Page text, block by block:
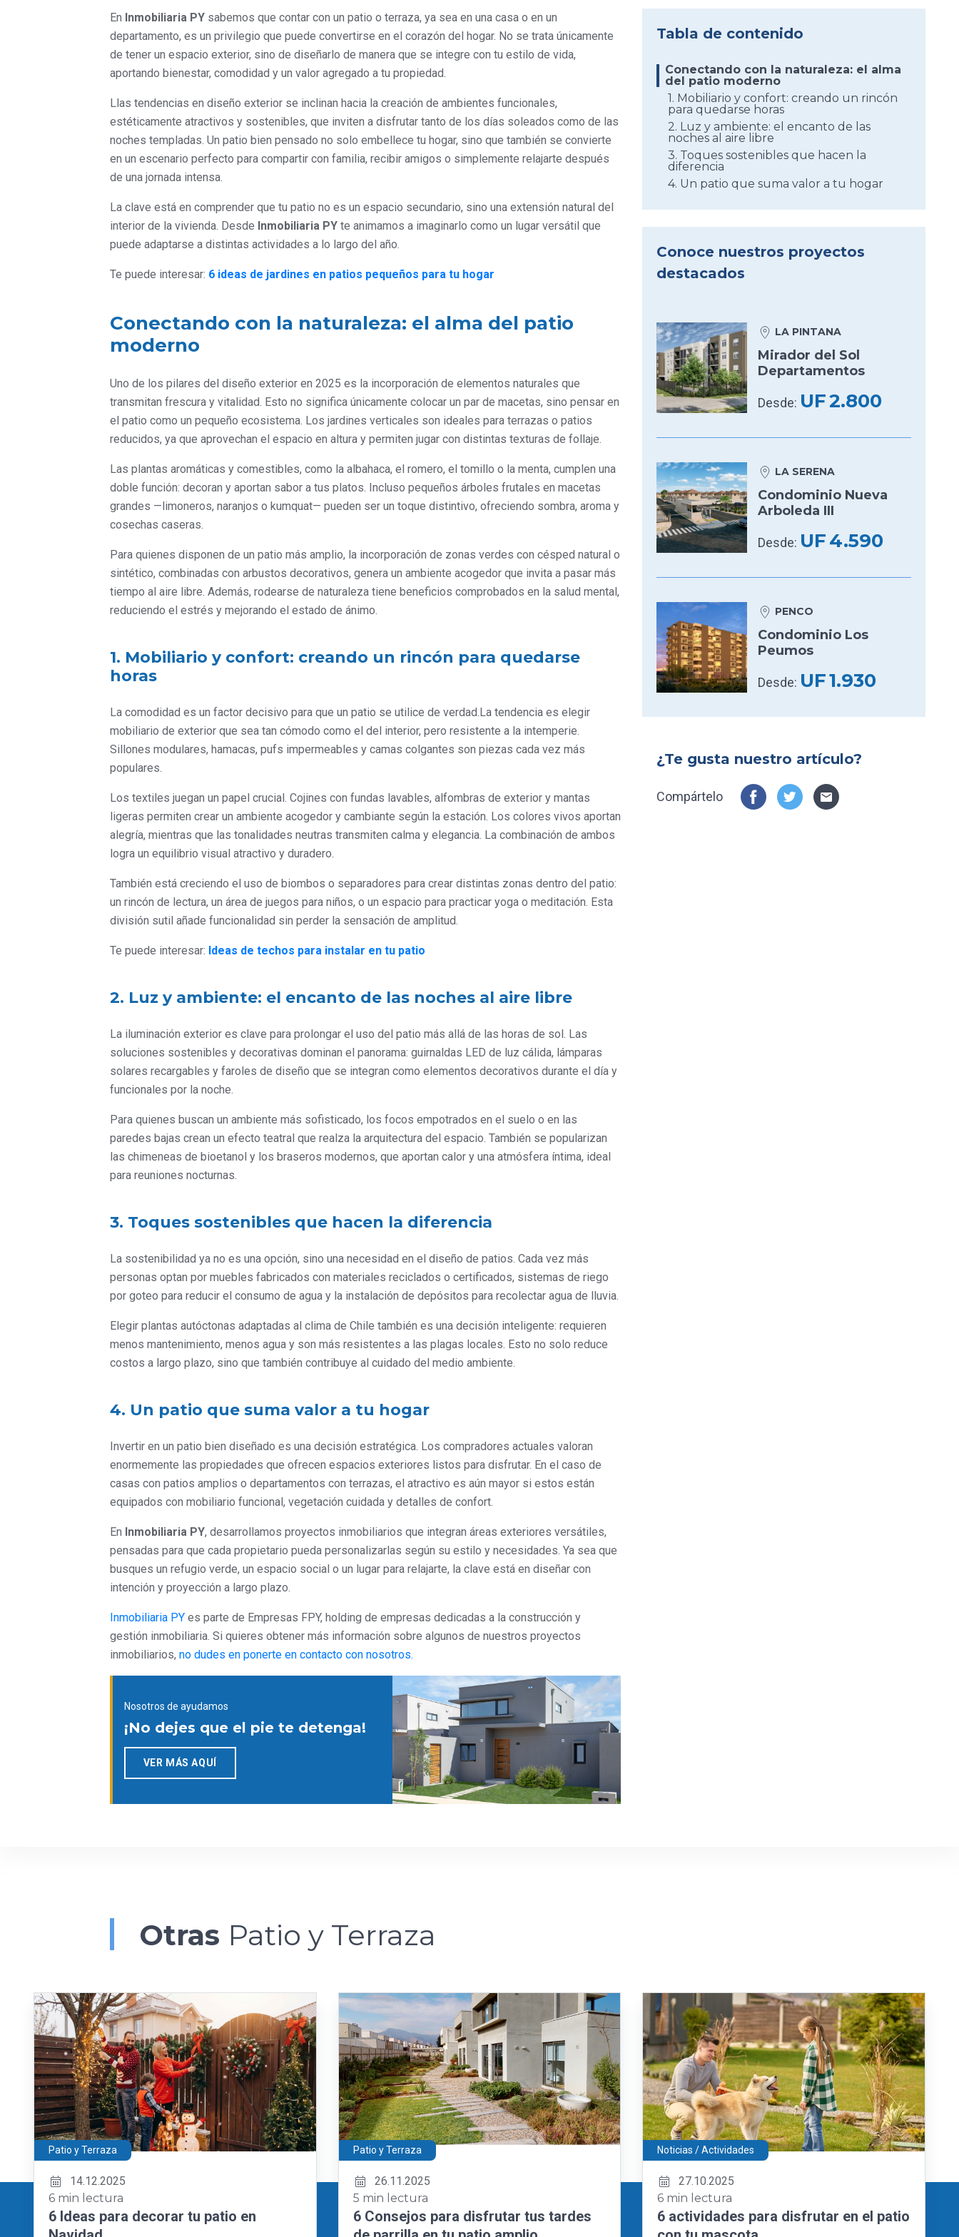
En Inmobiliaria PYsabemos que contar con un patio o terraza, ya sea en una casa o en un
departamento, es un privilegio que puede convertirse en el corazón del hogar. No se trata únicamente
de tener un espacio exterior, sino de diseñarlo de manera que se integre con tu estilo de vida,
aportando bienestar, comodidad y un valor agregado a tu propiedad.
Llas tendencias en diseño exterior se inclinan hacia la creación de ambientes funcionales,
estéticamente atractivos y sostenibles, que inviten a disfrutar tanto de los días soleados como de las
noches templadas. Un patio bien pensado no solo embellece tu hogar, sino que también se convierte
en un escenario perfecto para compartir con familia, recibir amigos o simplemente relajarte después
de una jornada intensa.
La clave está en comprender que tu patio no es un espacio secundario, sino una extensión natural del
interior de la vivienda. Desde Inmobiliaria PYte animamos a imaginarlo como un lugar versátil que
puede adaptarse a distintas actividades a lo largo del año.
Te puede interesar: 6 ideas de jardines en patios pequeños para tu hogar
Conectando con la naturaleza: el alma del patio
moderno
Uno de los pilares del diseño exterior en 2025 es la incorporación de elementos naturales que
transmitan frescura y vitalidad. Esto no significa únicamente colocar un par de macetas, sino pensar en
el patio como un pequeño ecosistema. Los jardines verticales son ideales para terrazas o patios
reducidos, ya que aprovechan el espacio en altura y permiten jugar con distintas texturas de follaje.
Las plantas aromáticas y comestibles, como la albahaca, el romero, el tomillo o la menta, cumplen una
doble función: decoran y aportan sabor a tus platos. Incluso pequeños árboles frutales en macetas
grandes —limoneros, naranjos o kumquat— pueden ser un toque distintivo, ofreciendo sombra, aroma y
cosechas caseras.
Para quienes disponen de un patio más amplio, la incorporación de zonas verdes con césped natural o
sintético, combinadas con arbustos decorativos, genera un ambiente acogedor que invita a pasar más
tiempo al aire libre. Además, rodearse de naturaleza tiene beneficios comprobados en la salud mental,
reduciendo el estrés y mejorando el estado de ánimo.
1. Mobiliario y confort: creando un rincón para quedarse
horas
La comodidad es un factor decisivo para que un patio se utilice de verdad.La tendencia es elegir
mobiliario de exterior que sea tan cómodo como el del interior, pero resistente a la intemperie.
Sillones modulares, hamacas, pufs impermeables y camas colgantes son piezas cada vez más
populares.
Los textiles juegan un papel crucial. Cojines con fundas lavables, alfombras de exterior y mantas
ligeras permiten crear un ambiente acogedor y cambiante según la estación. Los colores vivos aportan
alegría, mientras que las tonalidades neutras transmiten calma y elegancia. La combinación de ambos
logra un equilibrio visual atractivo y duradero.
También está creciendo el uso de biombos o separadores para crear distintas zonas dentro del patio:
un rincón de lectura, un área de juegos para niños, o un espacio para practicar yoga o meditación. Esta
división sutil añade funcionalidad sin perder la sensación de amplitud.
Te puede interesar: Ideas de techos para instalar en tu patio
2. Luz y ambiente: el encanto de las noches al aire libre
La iluminación exterior es clave para prolongar el uso del patio más allá de las horas de sol. Las
soluciones sostenibles y decorativas dominan el panorama: guirnaldas LED de luz cálida, lámparas
solares recargables y faroles de diseño que se integran como elementos decorativos durante el día y
funcionales por la noche.
Para quienes buscan un ambiente más sofisticado, los focos empotrados en el suelo o en las
paredes bajas crean un efecto teatral que realza la arquitectura del espacio. También se popularizan
las chimeneas de bioetanol y los braseros modernos, que aportan calor y una atmósfera íntima, ideal
para reuniones nocturnas.
3. Toques sostenibles que hacen la diferencia
La sostenibilidad ya no es una opción, sino una necesidad en el diseño de patios. Cada vez más
personas optan por muebles fabricados con materiales reciclados o certificados, sistemas de riego
por goteo para reducir el consumo de agua y la instalación de depósitos para recolectar agua de lluvia.
Elegir plantas autóctonas adaptadas al clima de Chile también es una decisión inteligente: requieren
menos mantenimiento, menos agua y son más resistentes a las plagas locales. Esto no solo reduce
costos a largo plazo, sino que también contribuye al cuidado del medio ambiente.
4. Un patio que suma valor a tu hogar
Invertir en un patio bien diseñado es una decisión estratégica. Los compradores actuales valoran
enormemente las propiedades que ofrecen espacios exteriores listos para disfrutar. En el caso de
casas con patios amplios o departamentos con terrazas, el atractivo es aún mayor si estos están
equipados con mobiliario funcional, vegetación cuidada y detalles de confort.
En Inmobiliaria PY, desarrollamos proyectos inmobiliarios que integran áreas exteriores versátiles,
pensadas para que cada propietario pueda personalizarlas según su estilo y necesidades. Ya sea que
busques un refugio verde, un espacio social o un lugar para relajarte, la clave está en diseñar con
intención y proyección a largo plazo.
Inmobiliaria PYes parte de Empresas FPY, holding de empresas dedicadas a la construcción y
gestión inmobiliaria. Si quieres obtener más información sobre algunos de nuestros proyectos
inmobiliarios, no dudes en ponerte en contacto con nosotros.
Nosotros de ayudamos
¡No dejes que el pie te detenga!
VER MÁS AQUÍ
Tabla de contenido
Conectando con la naturaleza: el alma
del patio moderno
1. Mobiliario y confort: creando un rincón
para quedarse horas
2. Luz y ambiente: el encanto de las
noches al aire libre
3. Toques sostenibles que hacen la
diferencia
4. Un patio que suma valor a tu hogar
Conoce nuestros proyectos
destacados
LA PINTANA
Mirador del Sol
Departamentos
Desde: UF2.800
LA SERENA
Condominio Nueva
Arboleda III
Desde: UF4.590
PENCO
Condominio Los
Peumos
Desde: UF1.930
¿Te gusta nuestro artículo?
Compártelo
Otras Patio y Terraza
Patio y Terraza
14.12.2025
6 min lectura
6 Ideas para decorar tu patio en
Patio y Terraza
26.11.2025
5 min lectura
6 Consejos para disfrutar tus tardes
Noticias / Actividades
27.10.2025
6 min lectura
6 actividades para disfrutar en el patio